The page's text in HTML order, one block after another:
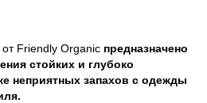
Friendly Organic предназначено
стойких и глубоко
неприятных запахов с одежды